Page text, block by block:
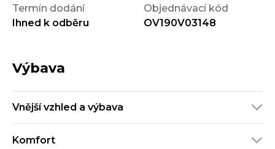
Termín dodání
Ihned k odběru
Objednávací kód
OV190V03148
Výbava
Vnější vzhled a výbava
Komfort